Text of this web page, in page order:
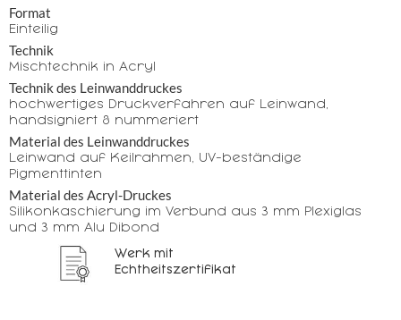
Format
Einteilig
Technik
Mischtechnik in Acryl
Technik des Leinwanddruckes
hochwertiges Druckverfahren auf Leinwand,
handsigniert & nummeriert
Material des Leinwanddruckes
Leinwand auf Keilrahmen, UV-beständige
Pigmenttinten
Material des Acryl-Druckes
Silikonkaschierung im Verbund aus 3 mm Plexiglas
und 3 mm Alu Dibond
Werk mit
Echtheitszertifikat